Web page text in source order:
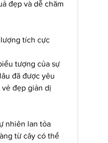
đẹp và dễ chăm
tích cực
tượng của sự
đã được yêu
đẹp giản dị
nhiên lan tỏa
từ cây có thể